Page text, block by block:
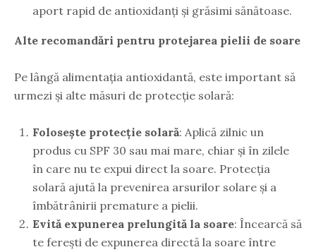
aport rapid de antioxidanți și grăsimi sănătoase.
Alte recomandări pentru protejarea pielii de soare
Pe lângă alimentația antioxidantă, este important să
urmezi și alte măsuri de protecție solară:
Folosește protecție solară: Aplică zilnic un
produs cu SPF 30 sau mai mare, chiar și în zilele
în care nu te expui direct la soare. Protecția
solară ajută la prevenirea arsurilor solare și a
îmbătrânirii premature a pielii.
Evită expunerea prelungită la soare: Încearcă să
te ferești de expunerea directă la soare între